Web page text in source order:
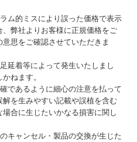
ム的ミスにより誤った価格で表示
弊社よりお客様に正規価格をご
思をご確認させていただきま
延着等によって発生いたしまし
ねます。
であるように細心の注意を払って
を生みやすい記載や誤植を含む
合に生じたいかなる損害に関し
キャンセル・製品の交換が生じた